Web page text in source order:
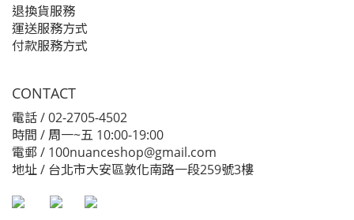
退換貨服務
運送服務方式
付款服務方式
CONTACT
電話 / 02-2705-4502
時間 / 周一~五 10:00-19:00
電郵 / 100nuanceshop@gmail.com
地址 / 台北市大安區敦化南路一段259號3樓